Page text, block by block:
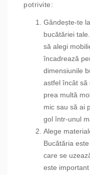
potrivite:
Gândește-te
bucătăriei
să alegi
încadrează
dimensiunile
astfel încât să
prea multă
mic sau să ai
gol într-unul
Alege
Bucătăria
care se
este